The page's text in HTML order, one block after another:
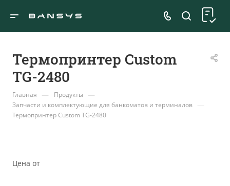
Термопринтер Custom
TG-2480
Главная — Продукты —
Запчасти и комплектующие для банкоматов и терминалов —
Термопринтер Custom TG-2480
Цена от